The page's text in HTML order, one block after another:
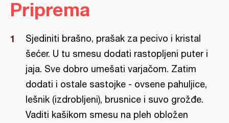
Priprema
Sjediniti brašno, prašak za pecivo i kristal
šećer. U tu smesu dodati rastopljeni puter i
jaja. Sve dobro umešati varjačom. Zatim
dodati i ostale sastojke - ovsene pahuljice,
lešnik (izdrobljeni), brusnice i suvo grožđe.
Vaditi kašikom smesu na pleh obložen